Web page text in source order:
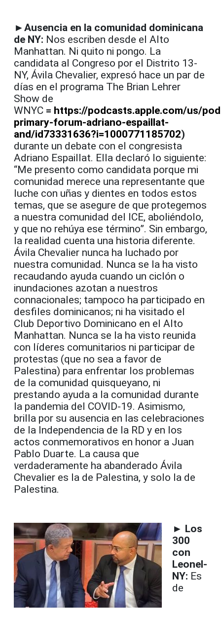
►Ausencia en la comunidad dominicana
de NY: Nos escriben desde el Alto
Manhattan. Ni quito ni pongo. La
candidata al Congreso por el Distrito 13-
NY, Ávila Chevalier, expresó hace un par de
días en el programa The Brian Lehrer
Show de
WNYC = https://podcasts.apple.com/us/
primary-forum-adriano-espaillat-
and/id73331636?i=1000771185702)
durante un debate con el congresista
Adriano Espaillat. Ella declaró lo siguiente:
“Me presento como candidata porque mi
comunidad merece una representante que
luche con uñas y dientes en todos estos
temas, que se asegure de que protegemos
a nuestra comunidad del ICE, aboliéndolo,
y que no rehúya ese término”. Sin embargo,
la realidad cuenta una historia diferente.
Ávila Chevalier nunca ha luchado por
nuestra comunidad. Nunca se la ha visto
recaudando ayuda cuando un ciclón o
inundaciones azotan a nuestros
connacionales; tampoco ha participado en
desfiles dominicanos; ni ha visitado el
Club Deportivo Dominicano en el Alto
Manhattan. Nunca se la ha visto reunida
con líderes comunitarios ni participar de
protestas (que no sea a favor de
Palestina) para enfrentar los problemas
de la comunidad quisqueyano, ni
prestando ayuda a la comunidad durante
la pandemia del COVID-19. Asimismo,
brilla por su ausencia en las celebraciones
de la Independencia de la RD y en los
actos conmemorativos en honor a Juan
Pablo Duarte. La causa que
verdaderamente ha abanderado Ávila
Chevalier es la de Palestina, y solo la de
Palestina.
► Los
300
con
Leonel-
NY: Es
de